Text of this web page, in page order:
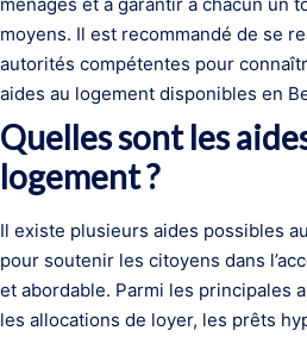
moyens. Il est recommandé de se
autorités compétentes pour
aides au logement disponibles en
Quelles sont les
logement ?
Il existe plusieurs aides possibles
pour soutenir les citoyens dans
et abordable. Parmi les principales
les allocations de loyer, les prêts